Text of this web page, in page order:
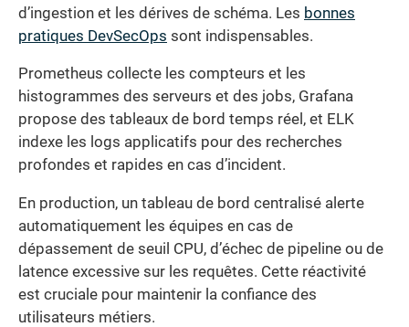
d’ingestion et les dérives de schéma. Les bonnes
pratiques DevSecOps sont indispensables.
Prometheus collecte les compteurs et les
histogrammes des serveurs et des jobs, Grafana
propose des tableaux de bord temps réel, et ELK
indexe les logs applicatifs pour des recherches
profondes et rapides en cas d’incident.
En production, un tableau de bord centralisé alerte
automatiquement les équipes en cas de
dépassement de seuil CPU, d’échec de pipeline ou de
latence excessive sur les requêtes. Cette réactivité
est cruciale pour maintenir la confiance des
utilisateurs métiers.